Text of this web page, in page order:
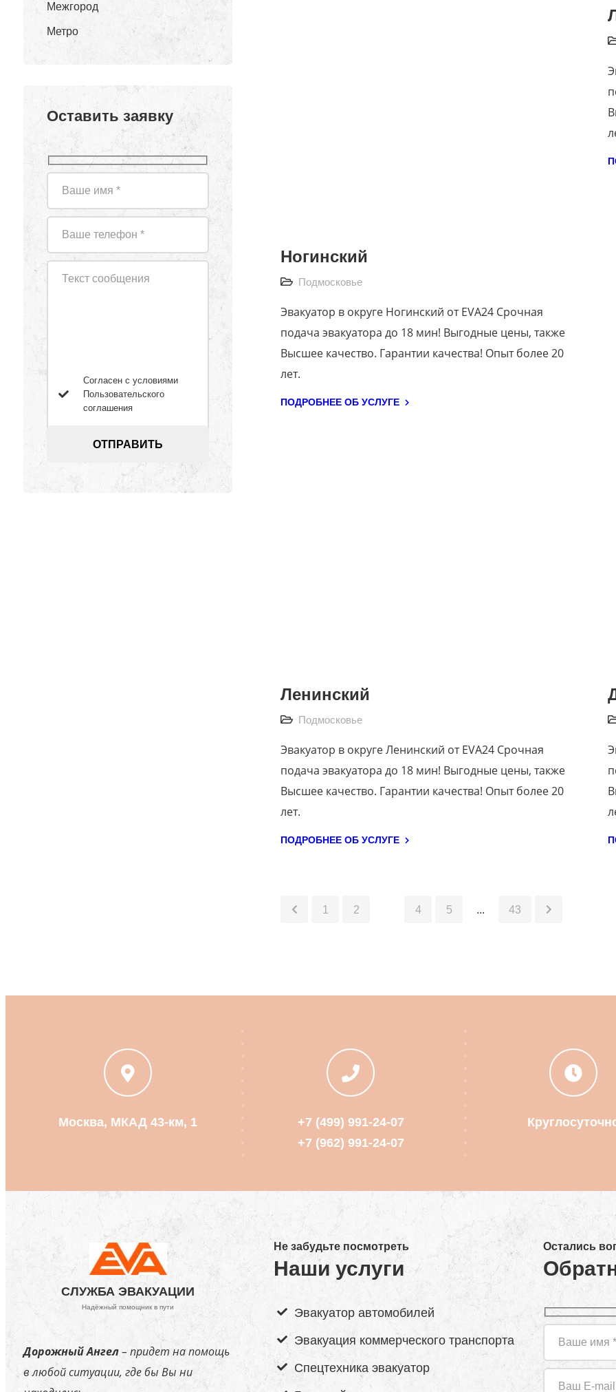
Ногинский
Подмосковье
Эвакуатор в округе Ногинский от EVA24 Срочная
подача эвакуатора до 18 мин! Выгодные цены, также
Высшее качество. Гарантии качества! Опыт более 20
лет.
ПОДРОБНЕЕ ОБ УСЛУГЕ
Ленинский
Подмосковье
Эвакуатор в округе Ленинский от EVA24 Срочная
подача эвакуатора до 18 мин! Выгодные цены, также
Высшее качество. Гарантии качества! Опыт более 20
лет.
ПОДРОБНЕЕ ОБ УСЛУГЕ
1 2 4 5 ... 43
Межгород
Метро
Оставить заявку
Согласен с условиями
Пользовательского
соглашения
Москва, МКАД 43-км, 1
+7 (499) 991-24-07
+7 (962) 991-24-07
СЛУЖБА ЭВАКУАЦИИ
Надёжный помощник в пути
Дорожный Ангел– придет на помощь
в любой ситуации, где бы Вы ни
Не забудьте посмотреть
Наши услуги
Эвакуатор автомобилей
Эвакуация коммерческого транспорта
Спецтехника эвакуатор
Остались